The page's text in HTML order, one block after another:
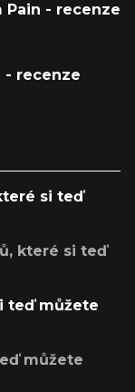
Pain - recenze
- recenze
si teď
které si teď
teď můžete
můžete